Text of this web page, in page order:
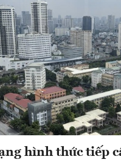
hình thức tiếp